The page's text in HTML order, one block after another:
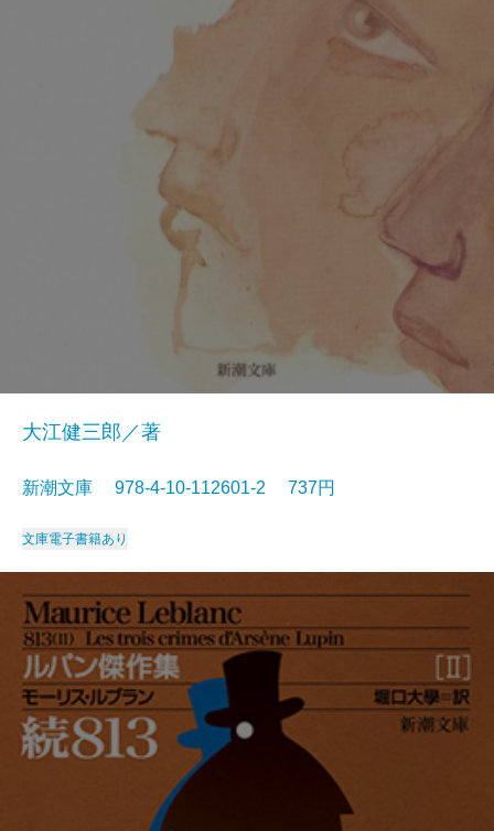
大江健三郎／著
新潮文庫 978-4-10-112601-2 737円
文庫電子書籍あり